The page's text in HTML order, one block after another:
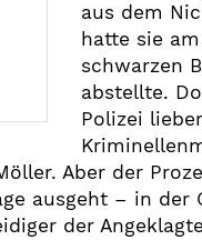
aus dem
hatte sie
schwarzen
abstellte.
Polizei
Aber der
ausgeht – in der
der